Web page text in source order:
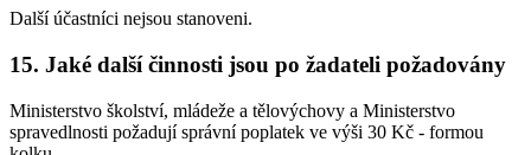
Další účastníci nejsou stanoveni.
15. Jaké další činnosti jsou po žadateli požadovány
Ministerstvo školství, mládeže a tělovýchovy a Ministerstvo
spravedlnosti požadují správní poplatek ve výši 30 Kč - formou